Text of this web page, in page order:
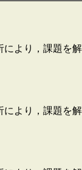
より，課題を解
より，課題を解